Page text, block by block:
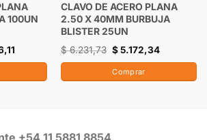
100UN
CLAVO DE ACERO PLANA
2.50 X 40MM BURBUJA
BLISTER 25UN
$6.231,73 $5.172,34
Comprar
+54 11 5881 8854